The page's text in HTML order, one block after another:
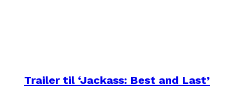
Trailer til ‘Jackass: Best and Last’